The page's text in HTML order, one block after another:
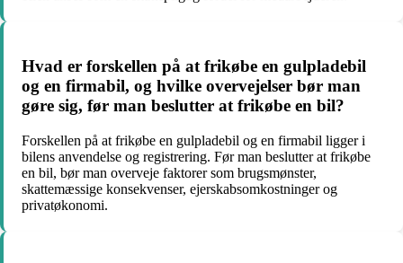
Hvad er forskellen på at frikøbe en gulpladebil
og en firmabil, og hvilke overvejelser bør man
gøre sig, før man beslutter at frikøbe en bil?
Forskellen på at frikøbe en gulpladebil og en firmabil ligger i
bilens anvendelse og registrering. Før man beslutter at frikøbe
en bil, bør man overveje faktorer som brugsmønster,
skattemæssige konsekvenser, ejerskabsomkostninger og
privatøkonomi.